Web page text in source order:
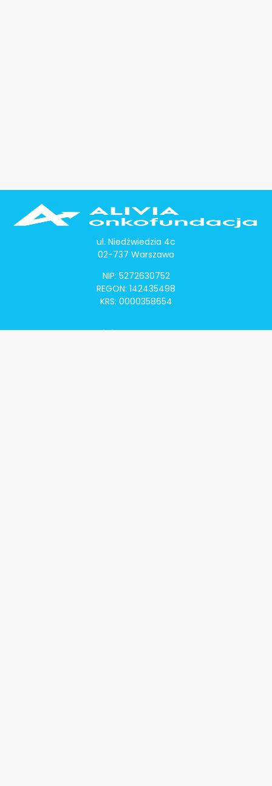
ul. Niedźwiedzia 4c
02-737 Warszawa
NIP: 5272630752
REGON: 142435498
KRS: 0000358654
Alivia Onkomapa